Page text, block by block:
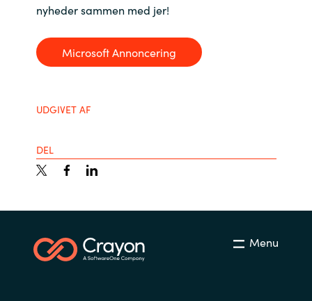
nyheder sammen med jer!
Microsoft Annoncering
UDGIVET AF
DEL
Menu